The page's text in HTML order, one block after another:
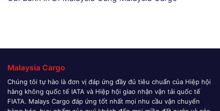
Malaysia Cargo
Chúng tôi tự hào là đơn vị đáp ứng đầy đủ tiêu chuẩn của Hiệp hội
hàng không quốc tế IATA và Hiệp hội giao nhận vận tải quốc tế
FIATA. Malays Cargo đáp ứng tốt nhất mọi nhu cầu vận chuyển